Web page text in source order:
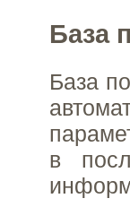
База
База
в